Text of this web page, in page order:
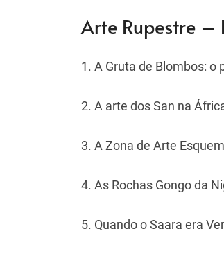
Arte Rupestre
1. A Gruta de Blombos:
2. A arte dos San na
3. A Zona de Arte
4. As Rochas Gongo da
5. Quando o Saara era